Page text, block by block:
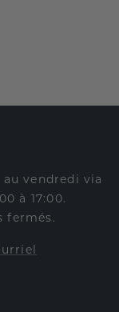
vendredi via
à 17:00.
fermés.